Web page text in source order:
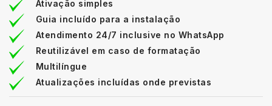
Ativação simples
Guia incluído para a instalação
Atendimento 24/7 inclusive no WhatsApp
Reutilizável em caso de formatação
Multilíngue
Atualizações incluídas onde previstas